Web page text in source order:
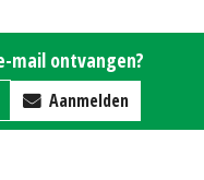
mail ontvangen?
Aanmelden